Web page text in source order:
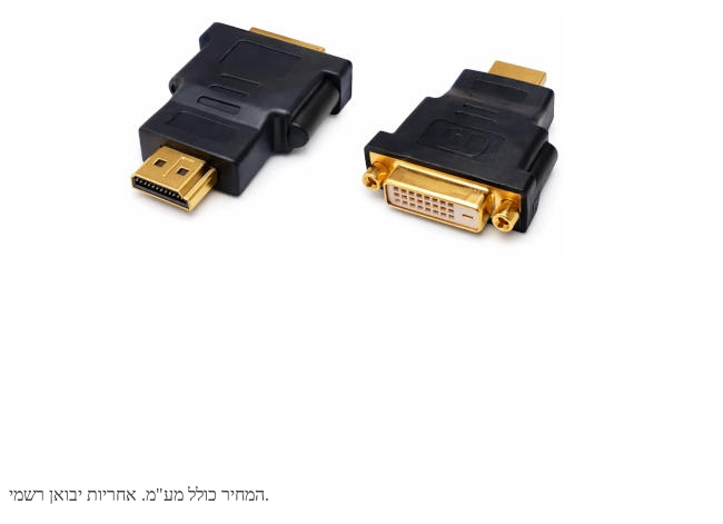
המחיר כולל מע"מ. אחריות יבואן רשמי.